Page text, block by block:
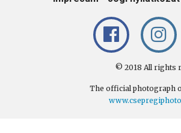
© 2018 All rights
The official photograph